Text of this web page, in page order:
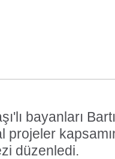
bayanları
projeler
düzenledi.